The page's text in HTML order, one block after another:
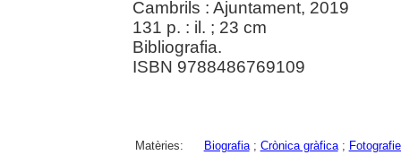
Cambrils : Ajuntament, 2019
131 p. : il. ; 23 cm
Bibliografia.
ISBN 9788486769109
Matèries: Biografia; Crònica gràfica;